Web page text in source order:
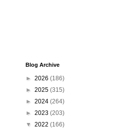
Blog Archive
► 2026 (186)
► 2025 (315)
► 2024 (264)
► 2023 (203)
▼ 2022 (166)